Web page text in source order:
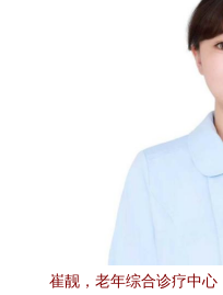
崔靓，老年综合诊疗中心